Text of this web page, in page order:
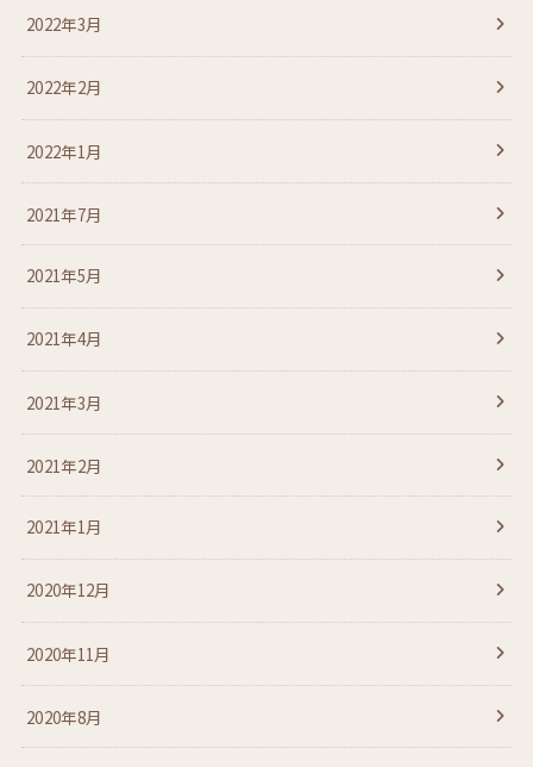
2022年3月
2022年2月
2022年1月
2021年7月
2021年5月
2021年4月
2021年3月
2021年2月
2021年1月
2020年12月
2020年11月
2020年8月